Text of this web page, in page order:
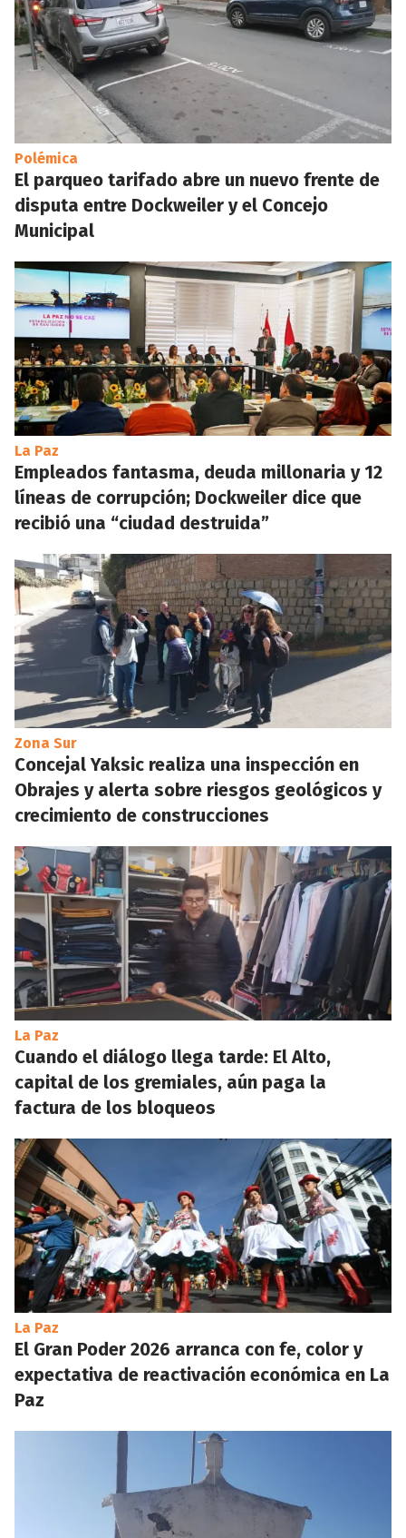
Polémica
El parqueo tarifado abre un nuevo frente de
disputa entre Dockweiler y el Concejo
Municipal
La Paz
Empleados fantasma, deuda millonaria y 12
líneas de corrupción; Dockweiler dice que
recibió una “ciudad destruida”
Zona Sur
Concejal Yaksic realiza una inspección en
Obrajes y alerta sobre riesgos geológicos y
crecimiento de construcciones
La Paz
Cuando el diálogo llega tarde: El Alto,
capital de los gremiales, aún paga la
factura de los bloqueos
La Paz
El Gran Poder 2026 arranca con fe, color y
expectativa de reactivación económica en La
Paz